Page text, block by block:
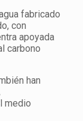
fabricado
con
apoyada
carbono
han
medio